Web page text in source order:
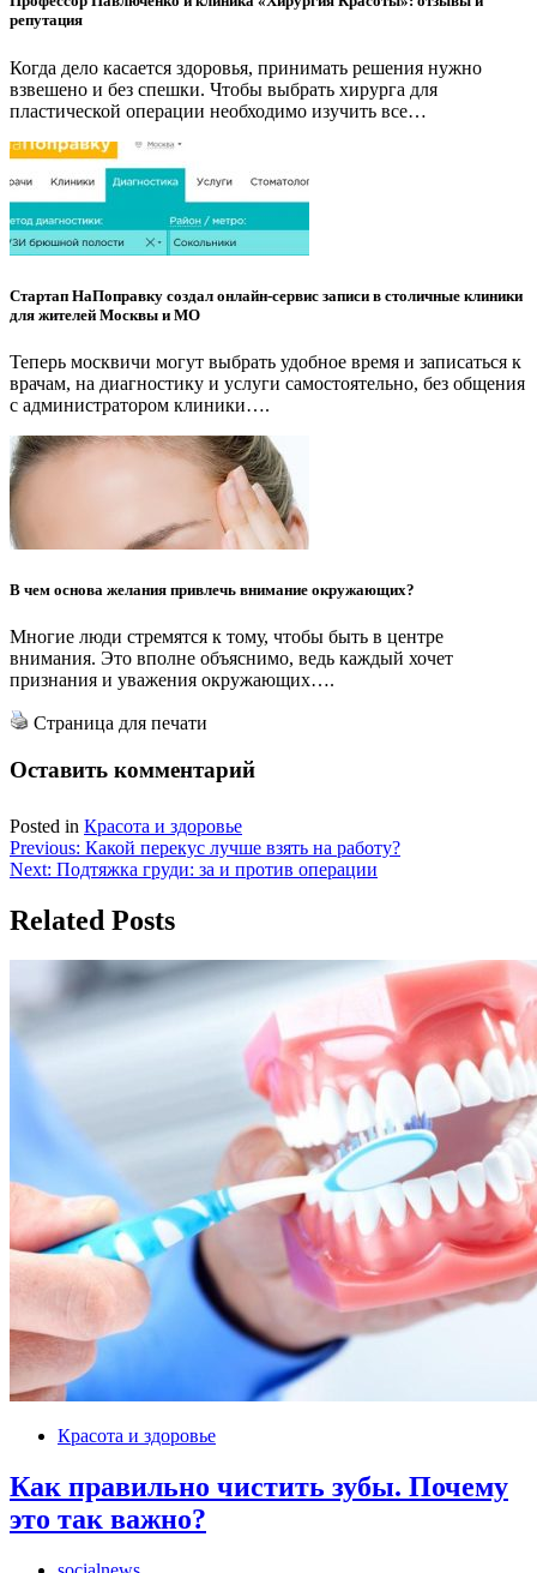
репутация
Когда дело касается здоровья, принимать решения нужно
взвешено и без спешки. Чтобы выбрать хирурга для
пластической операции необходимо изучить все…
Стартап НаПоправку создал онлайн-сервис записи в столичные клиники
для жителей Москвы и МО
Теперь москвичи могут выбрать удобное время и записаться к
врачам, на диагностику и услуги самостоятельно, без общения
с администратором клиники….
В чем основа желания привлечь внимание окружающих?
Многие люди стремятся к тому, чтобы быть в центре
внимания. Это вполне объяснимо, ведь каждый хочет
признания и уважения окружающих….
Страница для печати
Оставить комментарий
Posted in Красота и здоровье
Навигация
по
записям
Previous: Какой перекус лучше взять на работу?
Next: Подтяжка груди: за и против операции
Related Posts
Красота и здоровье
Как правильно чистить зубы. Почему
это так важно?